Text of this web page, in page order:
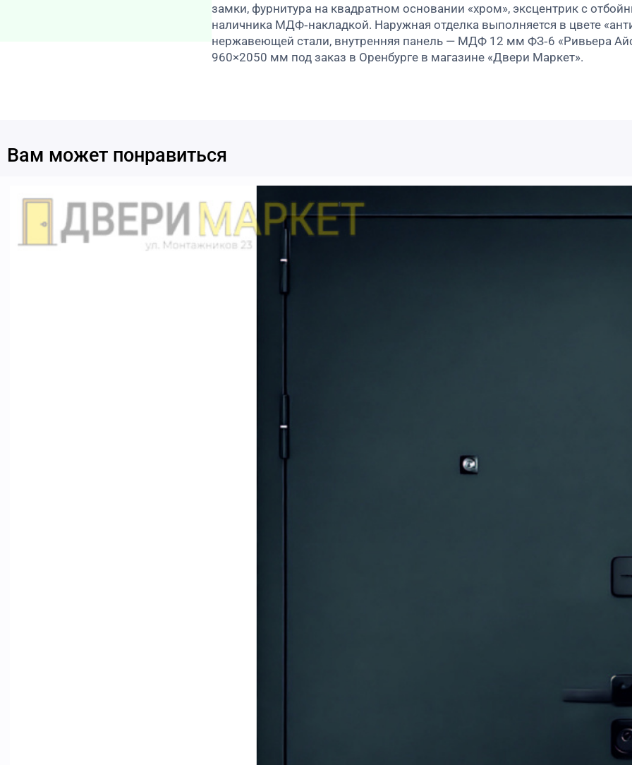
замки, фурнитура на квадратном основании «хром», эксцентрик с
наличника МДФ‑накладкой. Наружная отделка выполняется в цвете
нержавеющей стали, внутренняя панель — МДФ 12 мм ФЗ‑6 «Ривьера
960×2050 мм под заказ в Оренбурге в магазине «Двери Маркет».​
Вам может понравиться